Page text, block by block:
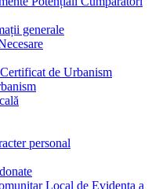
generale
de Urbanism
personal
Local de Evidența a